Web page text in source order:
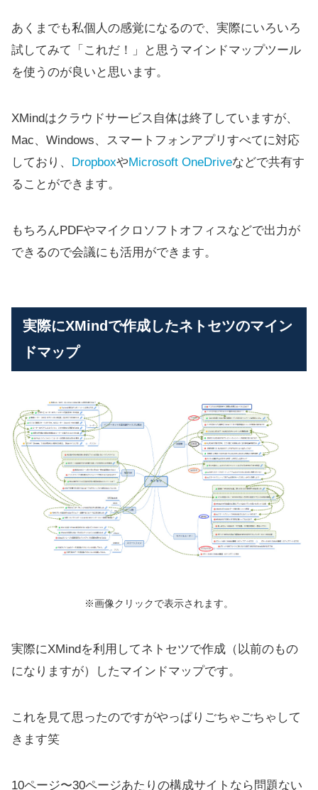
あくまでも私個人の感覚になるので、実際にいろいろ
試してみて「これだ！」と思うマインドマップツール
を使うのが良いと思います。
XMindはクラウドサービス自体は終了していますが、
Mac、Windows、スマートフォンアプリすべてに対応
しており、
DropboxやMicrosoft OneDriveなどで共有す
ることができます。
もちろんPDFやマイクロソフトオフィスなどで出力が
できるので会議にも活用ができます。
実際にXMindで作成したネトセツのマイン
ドマップ
※画像クリックで表示されます。
実際にXMindを利用してネトセツで作成（以前のもの
になりますが）したマインドマップです。
これを見て思ったのですがやっぱりごちゃごちゃして
きます笑
10ページ〜30ページあたりの構成サイトなら問題ない